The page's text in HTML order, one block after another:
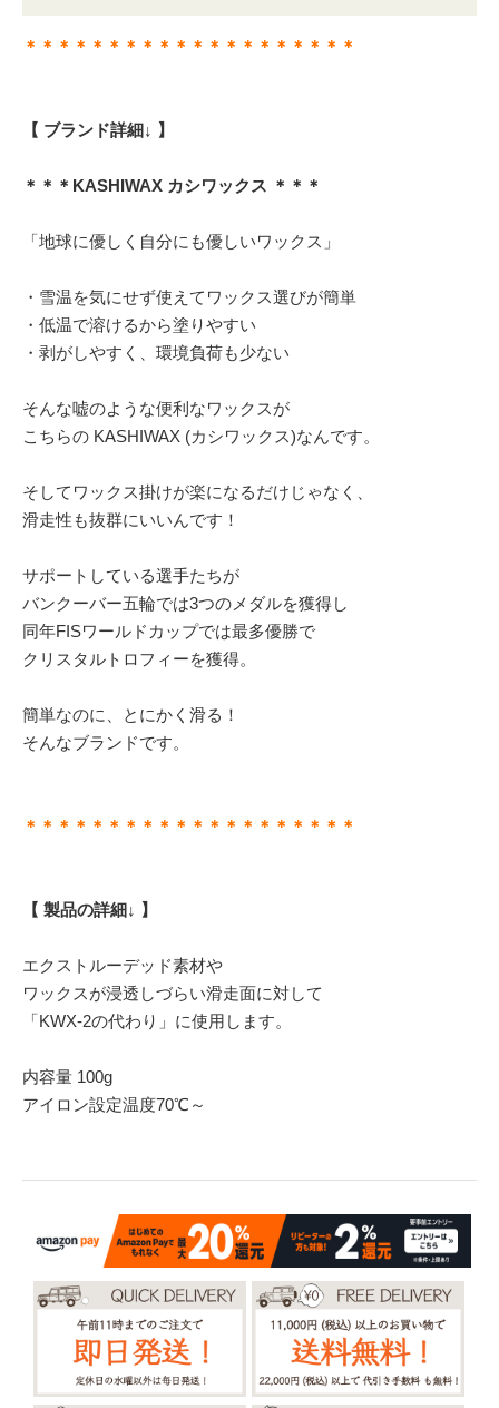
＊＊＊＊＊＊＊＊＊＊＊＊＊＊＊＊＊＊＊＊
【 ブランド詳細↓ 】
＊＊＊KASHIWAX カシワックス ＊＊＊
「地球に優しく自分にも優しいワックス」
・雪温を気にせず使えてワックス選びが簡単
・低温で溶けるから塗りやすい
・剥がしやすく、環境負荷も少ない
そんな嘘のような便利なワックスが
こちらの KASHIWAX (カシワックス)なんです。
そしてワックス掛けが楽になるだけじゃなく、
滑走性も抜群にいいんです！
サポートしている選手たちが
バンクーバー五輪では3つのメダルを獲得し
同年FISワールドカップでは最多優勝で
クリスタルトロフィーを獲得。
簡単なのに、とにかく滑る！
そんなブランドです。
＊＊＊＊＊＊＊＊＊＊＊＊＊＊＊＊＊＊＊＊
【 製品の詳細↓ 】
エクストルーデッド素材や
ワックスが浸透しづらい滑走面に対して
「KWX-2の代わり」に使用します。
内容量 100g
アイロン設定温度70℃～